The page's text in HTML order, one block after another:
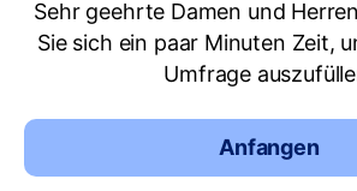
Sehr geehrte Damen und
Sie sich ein paar Minuten Zeit,
Umfrage
Anfangen